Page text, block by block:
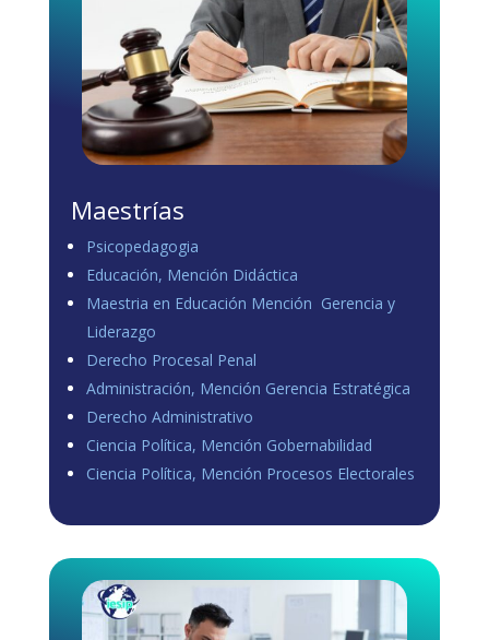
Maestrías
Psicopedagogia
Educación, Mención Didáctica
Maestria en Educación Mención Gerencia y
Liderazgo
Derecho Procesal Penal
Administración, Mención Gerencia Estratégica
Derecho Administrativo
Ciencia Política, Mención Gobernabilidad
Ciencia Política, Mención Procesos Electorales